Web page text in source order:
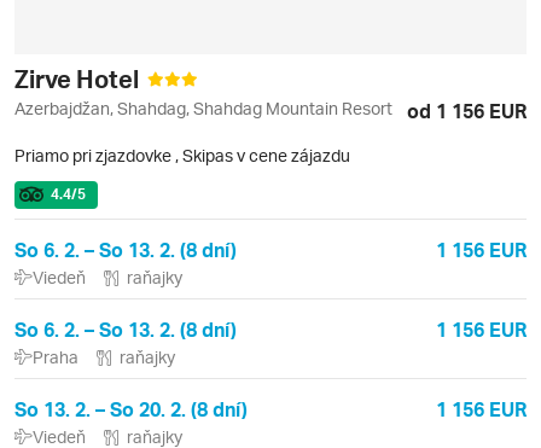
Zirve Hotel
Azerbajdžan, Shahdag, Shahdag Mountain Resort od 1 156 EUR
Priamo pri zjazdovke ,Skipas v cene zájazdu
4.4/5
So 6. 2. – So 13. 2. (8 dní) 1 156 EUR
Viedeň raňajky
So 6. 2. – So 13. 2. (8 dní) 1 156 EUR
Praha raňajky
So 13. 2. – So 20. 2. (8 dní) 1 156 EUR
Viedeň raňajky